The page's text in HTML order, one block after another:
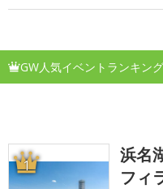
GW人気イベントランキン
1
浜名
フィ